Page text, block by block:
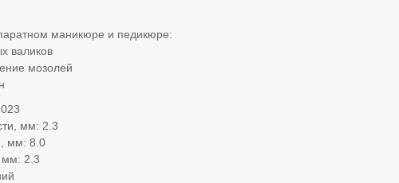
маникюре и педикюре:
валиков
мозолей
мм: 2.3
мм: 8.0
мм: 2.3